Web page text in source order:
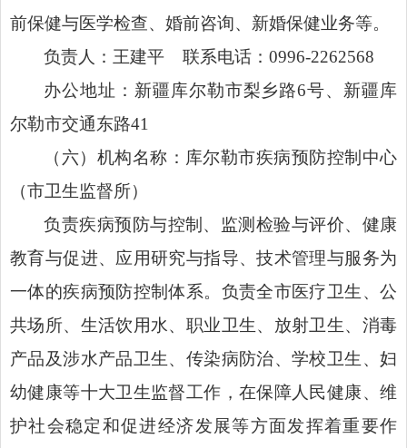
前保健与医学检查、婚前咨询、新婚保健业务等。
负责人：王建平 联系电话：0996-2262568
办公地址：新疆库尔勒市梨乡路6号、新疆库
尔勒市交通东路41
（六） 机构名称：库尔勒市疾病预防控制中心
（市卫生监督所）
负责疾病预防与控制、监测检验与评价、健康
教育与促进、应用研究与指导、技术管理与服务为
一体的疾病预防控制体系。负责全市医疗卫生、公
共场所、生活饮用水、职业卫生、放射卫生、消毒
产品及涉水产品卫生、传染病防治、学校卫生、妇
幼健康等十大卫生监督工作，在保障人民健康、维
护社会稳定和促进经济发展等方面发挥着重要作